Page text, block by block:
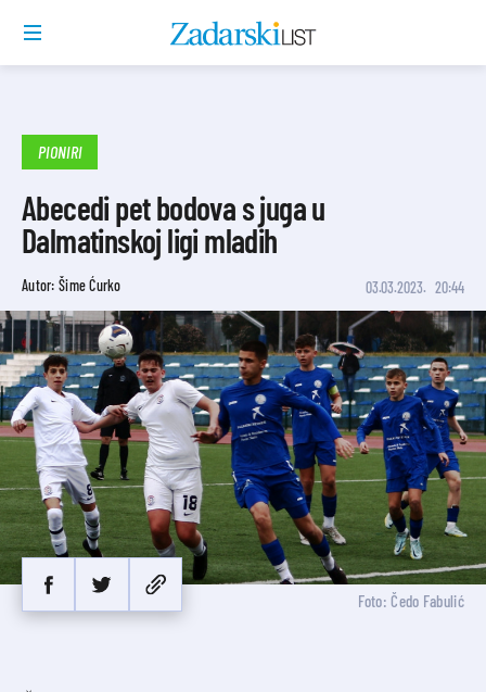
PIONIRI
Abecedi pet bodova s juga u
Dalmatinskoj ligi mladih
Autor: Šime Ćurko 03.03.2023. 20:44
Foto: Čedo Fabulić